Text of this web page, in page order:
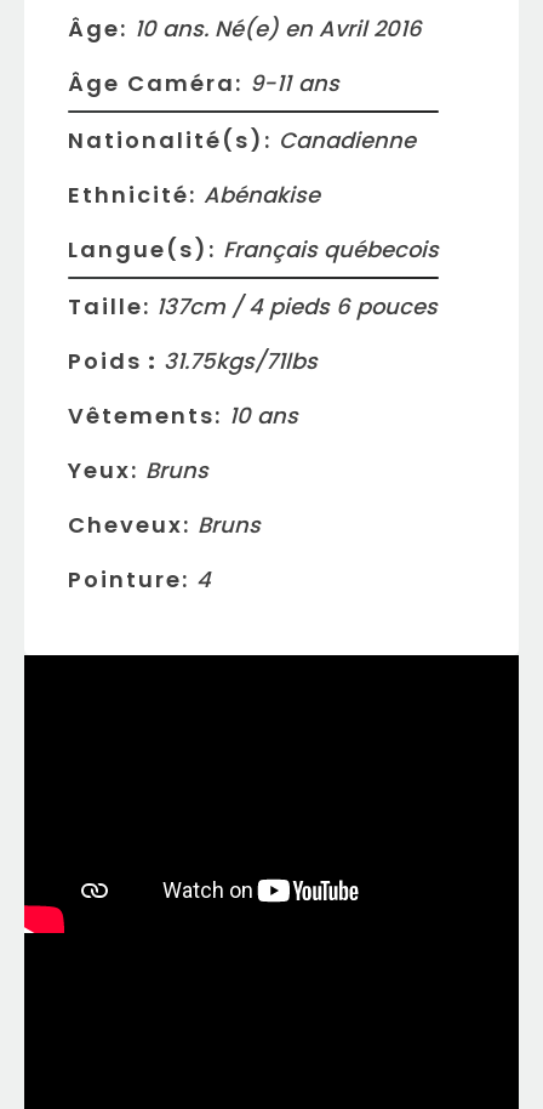
Âge: 10 ans. Né(e) en Avril 2016
Âge Caméra: 9-11 ans
Nationalité(s): Canadienne
Ethnicité: Abénakise
Langue(s): Français québecois
Taille: 137cm /4 pieds 6 pouces
Poids : 31.75kgs/71lbs
Vêtements: 10ans
Yeux: Bruns
Cheveux: Bruns
Pointure: 4